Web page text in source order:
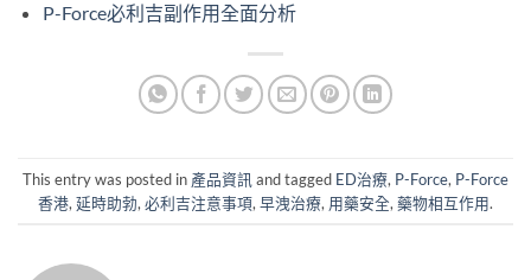
P-Force必利吉副作用全面分析
This entry was posted in 產品資訊 and tagged ED治療, P-Force, P-Force
香港, 延時助勃, 必利吉注意事項, 早洩治療, 用藥安全, 藥物相互作用.